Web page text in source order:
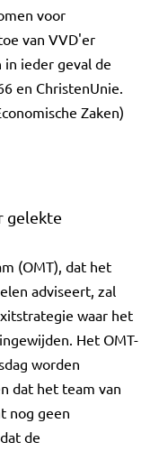
voor
van VVD'er
ieder geval de
en ChristenUnie.
Zaken)
gelekte
(OMT), dat het
adviseert, zal
waar het
Het OMT-
worden
dat het team van
nog geen
de